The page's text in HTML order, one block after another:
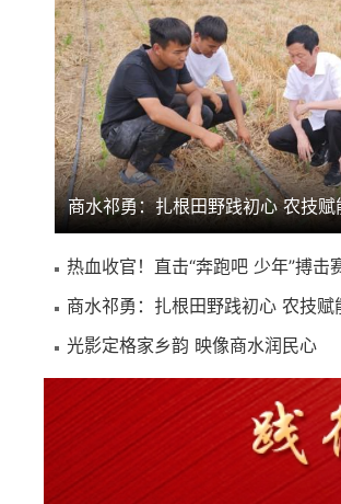
商水祁勇：扎根田野践初心 农技赋
热血收官！直击“奔跑吧 少年”搏击
商水祁勇：扎根田野践初心 农技赋
光影定格家乡韵 映像商水润民心